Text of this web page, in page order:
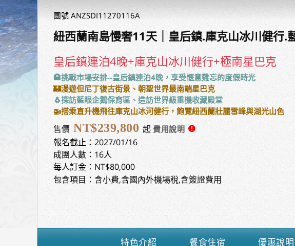
特色介紹 餐食住宿 優惠說明
團號 ANZSDI11270116A
紐西蘭南島慢奢11天｜皇后鎮.庫克山冰川健行.
皇后鎮連泊4晚+庫克山冰川健行+極南星巴克
🏨挑戰市場安排--皇后鎮連泊4晚，享受愜意難忘的度假時光
🏰漫遊但尼丁復古街景、朝聖世界最南端星巴克
🐧探訪藍眼企鵝保育區、造訪世界級重機收藏殿堂
🚁搭乘直升機飛往庫克山冰河健行，飽覽紐西蘭壯麗雪峰與湖光山色
售價 NT$239,800 起
報名截止：2027/01/16
成團人數：16人
每人訂金：NT$80,000
包含項目：含小費,含國內外機場稅,含簽證費用